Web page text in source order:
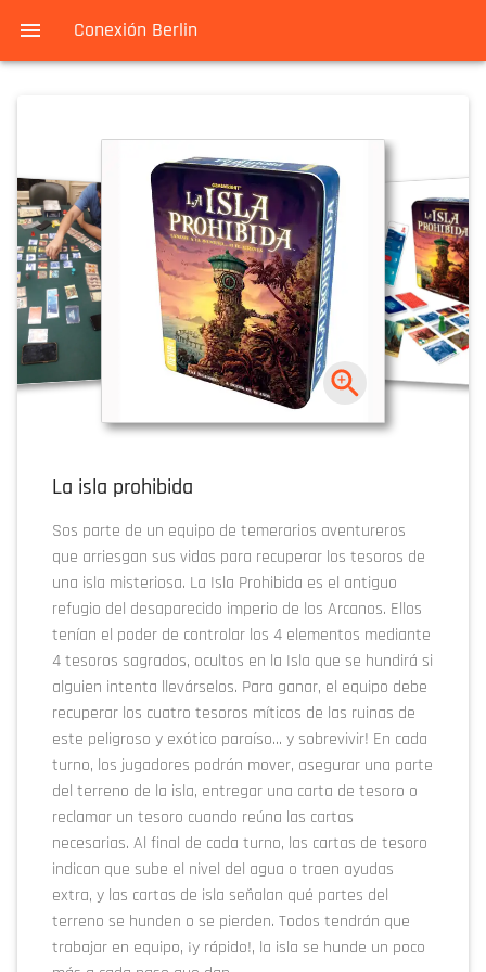
Conexión Berlin
La isla prohibida
Sos parte de un equipo de temerarios aventureros
que arriesgan sus vidas para recuperar los tesoros de
una isla misteriosa. La Isla Prohibida es el antiguo
refugio del desaparecido imperio de los Arcanos. Ellos
tenían el poder de controlar los 4 elementos mediante
4 tesoros sagrados, ocultos en la Isla que se hundirá si
alguien intenta llevárselos. Para ganar, el equipo debe
recuperar los cuatro tesoros míticos de las ruinas de
este peligroso y exótico paraíso... y sobrevivir! En cada
turno, los jugadores podrán mover, asegurar una parte
del terreno de la isla, entregar una carta de tesoro o
reclamar un tesoro cuando reúna las cartas
necesarias. Al final de cada turno, las cartas de tesoro
indican que sube el nivel del agua o traen ayudas
extra, y las cartas de isla señalan qué partes del
terreno se hunden o se pierden. Todos tendrán que
trabajar en equipo, ¡y rápido!, la isla se hunde un poco